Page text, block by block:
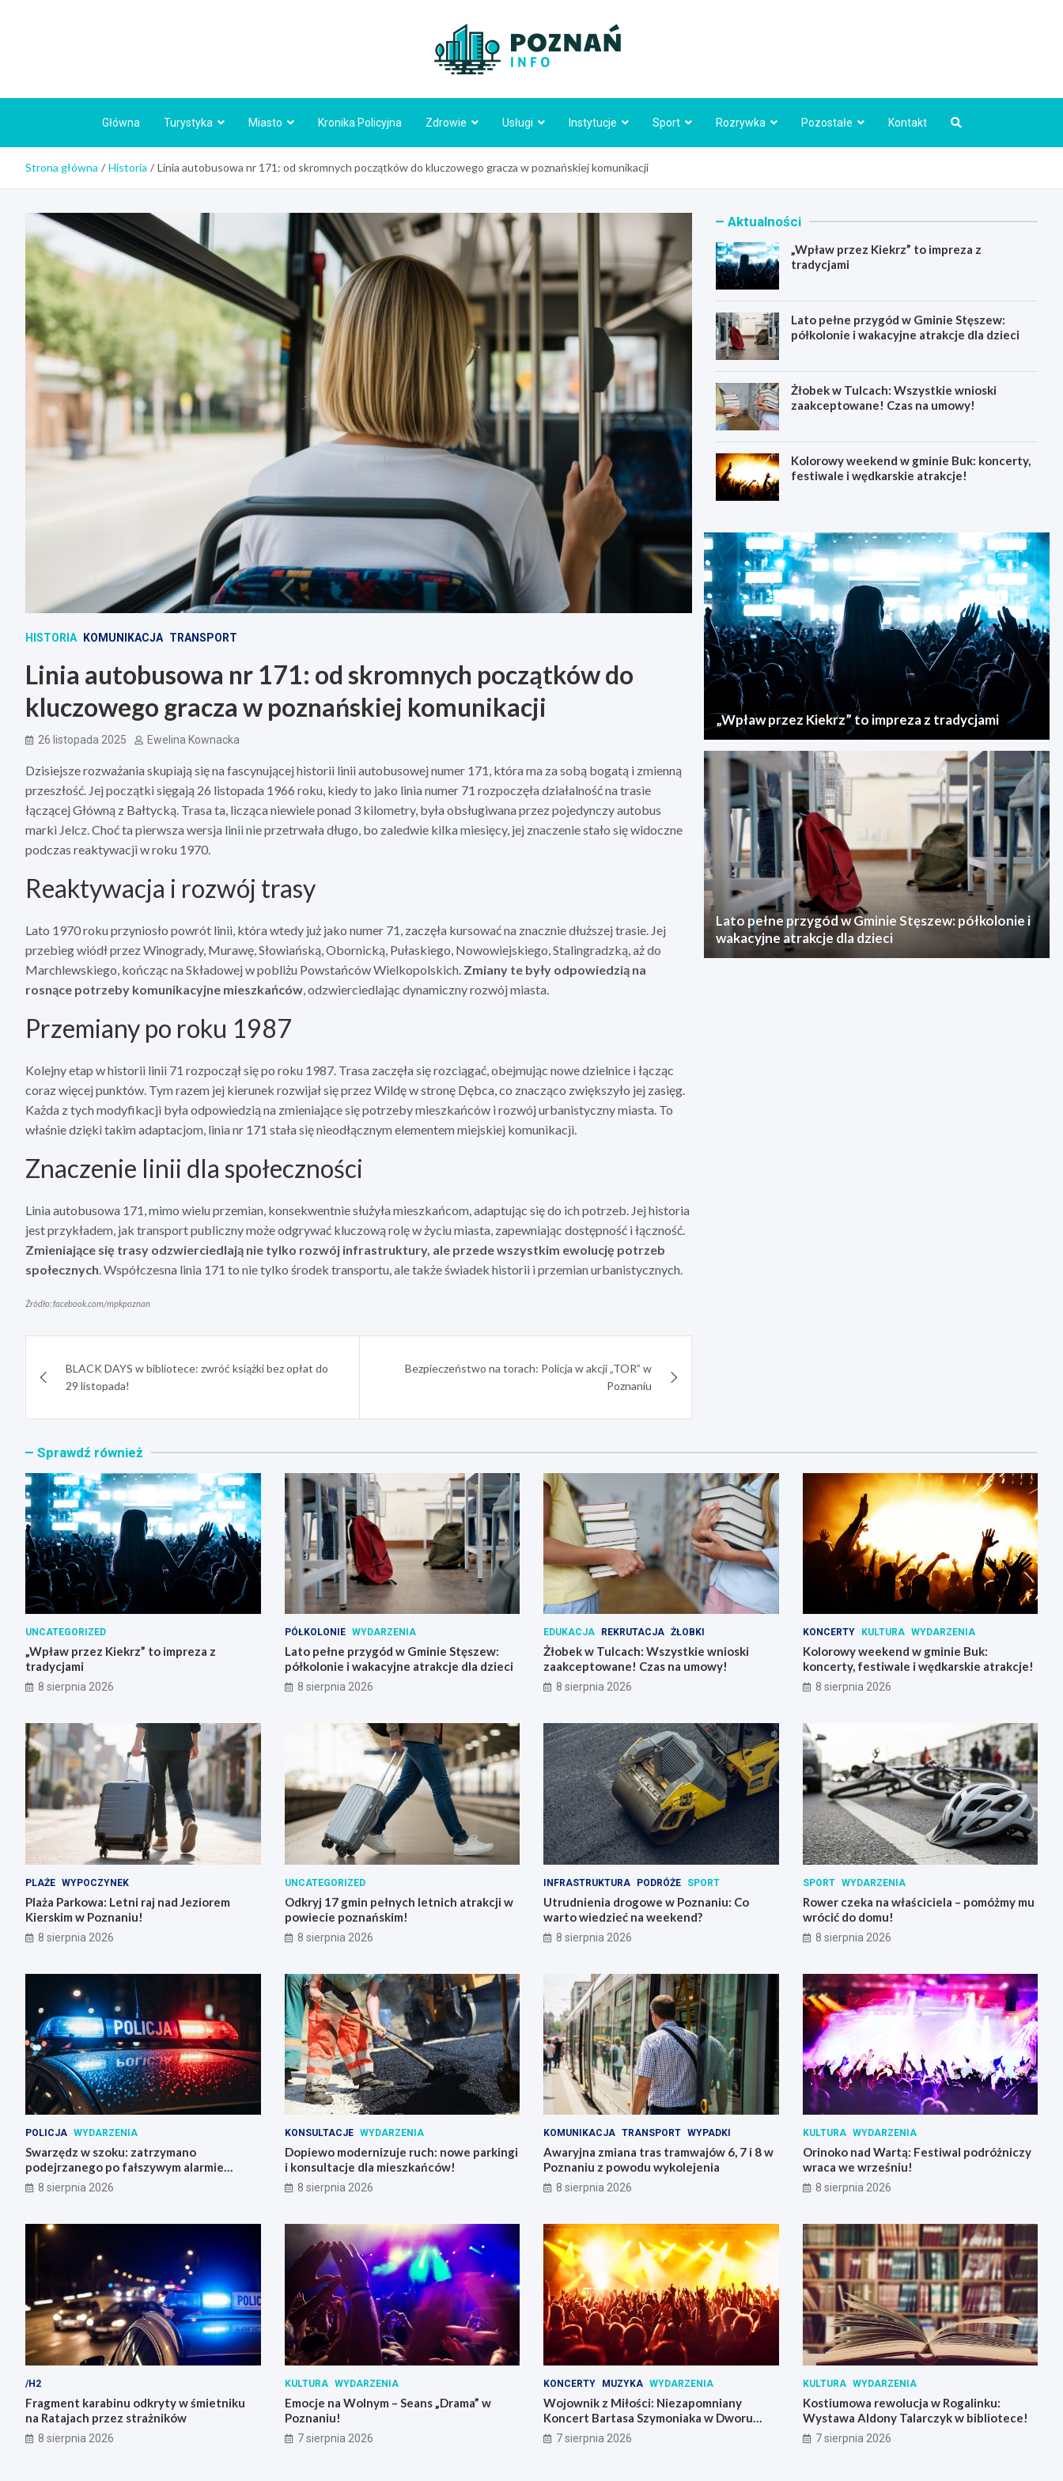
Główna Turystyka Miasto Kronika Policyjna Zdrowie Usługi Instytucje Sport Rozrywka Pozostałe Kontakt
Strona główna Historia Linia autobusowa nr 171: od skromnych początków do kluczowego gracza w poznańskiej komunikacji
HISTORIA KOMUNIKACJA TRANSPORT
Linia autobusowa nr 171: od skromnych początków do
kluczowego gracza w poznańskiej komunikacji
26 listopada 2025 Ewelina Kownacka
Dzisiejsze rozważania skupiają się na fascynującej historii linii autobusowej numer 171, która ma za sobą bogatą i zmienną
przeszłość. Jej początki sięgają 26 listopada 1966 roku, kiedy to jako linia numer 71 rozpoczęła działalność na trasie
łączącej Główną z Bałtycką. Trasa ta, licząca niewiele ponad 3 kilometry, była obsługiwana przez pojedynczy autobus
marki Jelcz. Choć ta pierwsza wersja linii nie przetrwała długo, bo zaledwie kilka miesięcy, jej znaczenie stało się widoczne
podczas reaktywacji w roku 1970.
Reaktywacja i rozwój trasy
Lato 1970 roku przyniosło powrót linii, która wtedy już jako numer 71, zaczęła kursować na znacznie dłuższej trasie. Jej
przebieg wiódł przez Winogrady, Murawę, Słowiańską, Obornicką, Pułaskiego, Nowowiejskiego, Stalingradzką, aż do
Marchlewskiego, kończąc na Składowej w pobliżu Powstańców Wielkopolskich. Zmiany te były odpowiedzią na
rosnące potrzeby komunikacyjne mieszkańców, odzwierciedlając dynamiczny rozwój miasta.
Przemiany po roku 1987
Kolejny etap w historii linii 71 rozpoczął się po roku 1987. Trasa zaczęła się rozciągać, obejmując nowe dzielnice i łącząc
coraz więcej punktów. Tym razem jej kierunek rozwijał się przez Wildę w stronę Dębca, co znacząco zwiększyło jej zasięg.
Każda z tych modyfikacji była odpowiedzią na zmieniające się potrzeby mieszkańców i rozwój urbanistyczny miasta. To
właśnie dzięki takim adaptacjom, linia nr 171 stała się nieodłącznym elementem miejskiej komunikacji.
Znaczenie linii dla społeczności
Linia autobusowa 171, mimo wielu przemian, konsekwentnie służyła mieszkańcom, adaptując się do ich potrzeb. Jej historia
jest przykładem, jak transport publiczny może odgrywać kluczową rolę w życiu miasta, zapewniając dostępność i łączność.
Zmieniające się trasy odzwierciedlają nie tylko rozwój infrastruktury, ale przede wszystkim ewolucję potrzeb
społecznych. Współczesna linia 171 to nie tylko środek transportu, ale także świadek historii i przemian urbanistycznych.
Źródło: facebook.com/mpkpoznan
wpisuBLACK DAYS w bibliotece: zwróć książki bez opłat do
29 listopada!
Bezpieczeństwo na torach: Policja w akcji „TOR” w
Poznaniu
Aktualności
„Wpław przez Kiekrz” to impreza z
tradycjami
Lato pełne przygód w Gminie Stęszew:
półkolonie i wakacyjne atrakcje dla dzieci
Żłobek w Tulcach: Wszystkie wnioski
zaakceptowane! Czas na umowy!
Kolorowy weekend w gminie Buk: koncerty,
festiwale i wędkarskie atrakcje!
„Wpław przez Kiekrz” to impreza z tradycjami
Lato pełne przygód w Gminie Stęszew: półkolonie i
wakacyjne atrakcje dla dzieci
Sprawdź również
UNCATEGORIZED
„Wpław przez Kiekrz” to impreza z
tradycjami
8 sierpnia 2026
PÓŁKOLONIE WYDARZENIA
Lato pełne przygód w Gminie Stęszew:
półkolonie i wakacyjne atrakcje dla dzieci
8 sierpnia 2026
EDUKACJA REKRUTACJA ŻŁOBKI
Żłobek w Tulcach: Wszystkie wnioski
zaakceptowane! Czas na umowy!
8 sierpnia 2026
KONCERTY KULTURA WYDARZENIA
Kolorowy weekend w gminie Buk:
koncerty, festiwale i wędkarskie atrakcje!
8 sierpnia 2026
PLAŻE WYPOCZYNEK
Plaża Parkowa: Letni raj nad Jeziorem
Kierskim w Poznaniu!
8 sierpnia 2026
UNCATEGORIZED
Odkryj 17 gmin pełnych letnich atrakcji w
powiecie poznańskim!
8 sierpnia 2026
INFRASTRUKTURA PODRÓŻE SPORT
Utrudnienia drogowe w Poznaniu: Co
warto wiedzieć na weekend?
8 sierpnia 2026
SPORT WYDARZENIA
Rower czeka na właściciela – pomóżmy mu
wrócić do domu!
8 sierpnia 2026
POLICJA WYDARZENIA
Swarzędz w szoku: zatrzymano
podejrzanego po fałszywym alarmie
bombowym na stacji benzynowej
8 sierpnia 2026
KONSULTACJE WYDARZENIA
Dopiewo modernizuje ruch: nowe parkingi
i konsultacje dla mieszkańców!
8 sierpnia 2026
KOMUNIKACJA TRANSPORT WYPADKI
Awaryjna zmiana tras tramwajów 6, 7 i 8 w
Poznaniu z powodu wykolejenia
8 sierpnia 2026
KULTURA WYDARZENIA
Orinoko nad Wartą: Festiwal podróżniczy
wraca we wrześniu!
8 sierpnia 2026
/H2
Fragment karabinu odkryty w śmietniku
na Ratajach przez strażników
8 sierpnia 2026
KULTURA WYDARZENIA
Emocje na Wolnym – Seans „Drama” w
Poznaniu!
7 sierpnia 2026
KONCERTY MUZYKA WYDARZENIA
Wojownik z Miłości: Niezapomniany
Koncert Bartasa Szymoniaka w Dworu
Skrzynki
7 sierpnia 2026
KULTURA WYDARZENIA
Kostiumowa rewolucja w Rogalinku:
Wystawa Aldony Talarczyk w bibliotece!
7 sierpnia 2026